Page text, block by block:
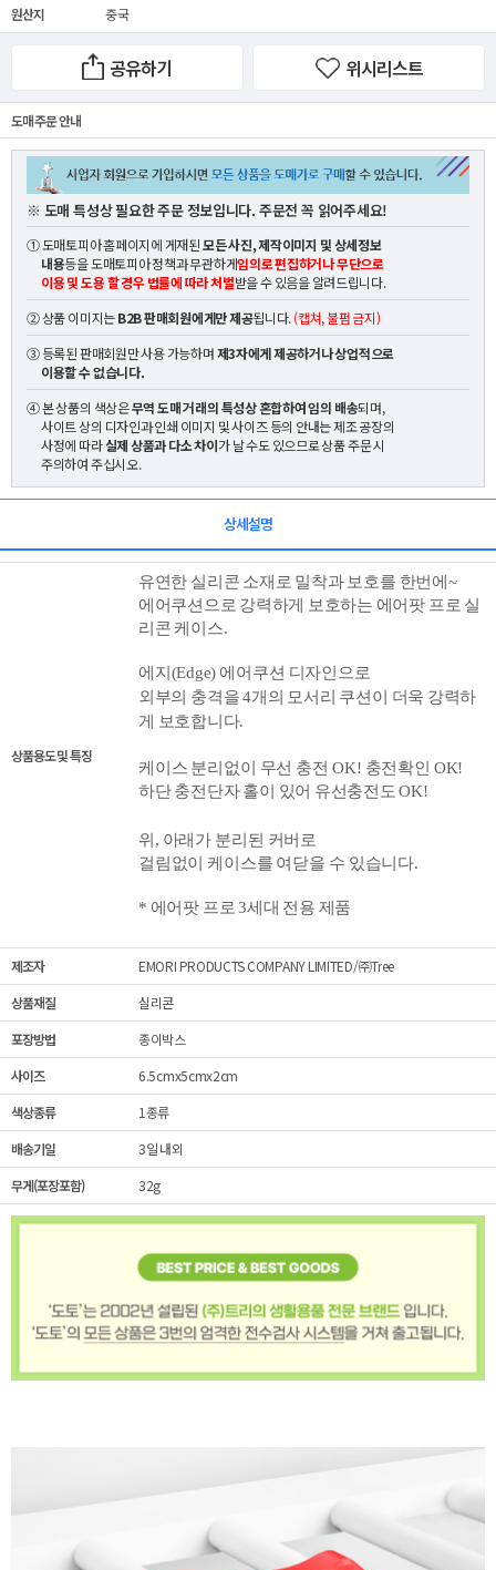
원산지 중국
공유하기 위시리스트
도매 주문 안내
※ 도매 특성상 필요한 주문 정보입니다. 주문전 꼭 읽어주세요!
① 도매토피아 홈페이지에 게재된모든 사진, 제작이미지 및 상세정보
내용등을 도매토피아 정책과 무관하게임의로 편집하거나 무단으로
이용 및 도용 할 경우 법률에 따라 처벌받을 수 있음을 알려드립니다.
② 상품 이미지는B2B 판매회원에게만 제공됩니다.(캡쳐, 불펌 금지)
③ 등록된 판매회원만 사용 가능하며제3자에게 제공하거나 상업적으로
이용할 수 없습니다.
④ 본 상품의 색상은무역 도매 거래의 특성상 혼합하여 임의 배송되며,
사이트 상의 디자인과 인쇄 이미지 및 사이즈 등의 안내는 제조 공장의
사정에 따라실제 상품과 다소 차이가 날 수도 있으므로 상품 주문 시
주의하여 주십시오.
상세설명
상품용도 및 특징
유연한 실리콘 소재로 밀착과 보호를 한번에~
에어쿠션으로 강력하게 보호하는 에어팟 프로 실
리콘 케이스.
에지(Edge) 에어쿠션 디자인으로
외부의 충격을 4개의 모서리 쿠션이 더욱 강력하
게 보호합니다.
케이스 분리없이 무선 충전 OK! 충전확인 OK!
하단 충전단자 홀이 있어 유선충전도 OK!
위, 아래가 분리된 커버로
걸림없이 케이스를 여닫을 수 있습니다.
* 에어팟 프로 3세대 전용 제품
제조자
EMORI PRODUCTS COMPANY LIMITED/㈜Tree
상품재질
실리콘
포장방법
종이박스
사이즈
6.5cmx5cmx2cm
색상종류
1종류
배송기일
3일 내외
무게(포장포함)
32g